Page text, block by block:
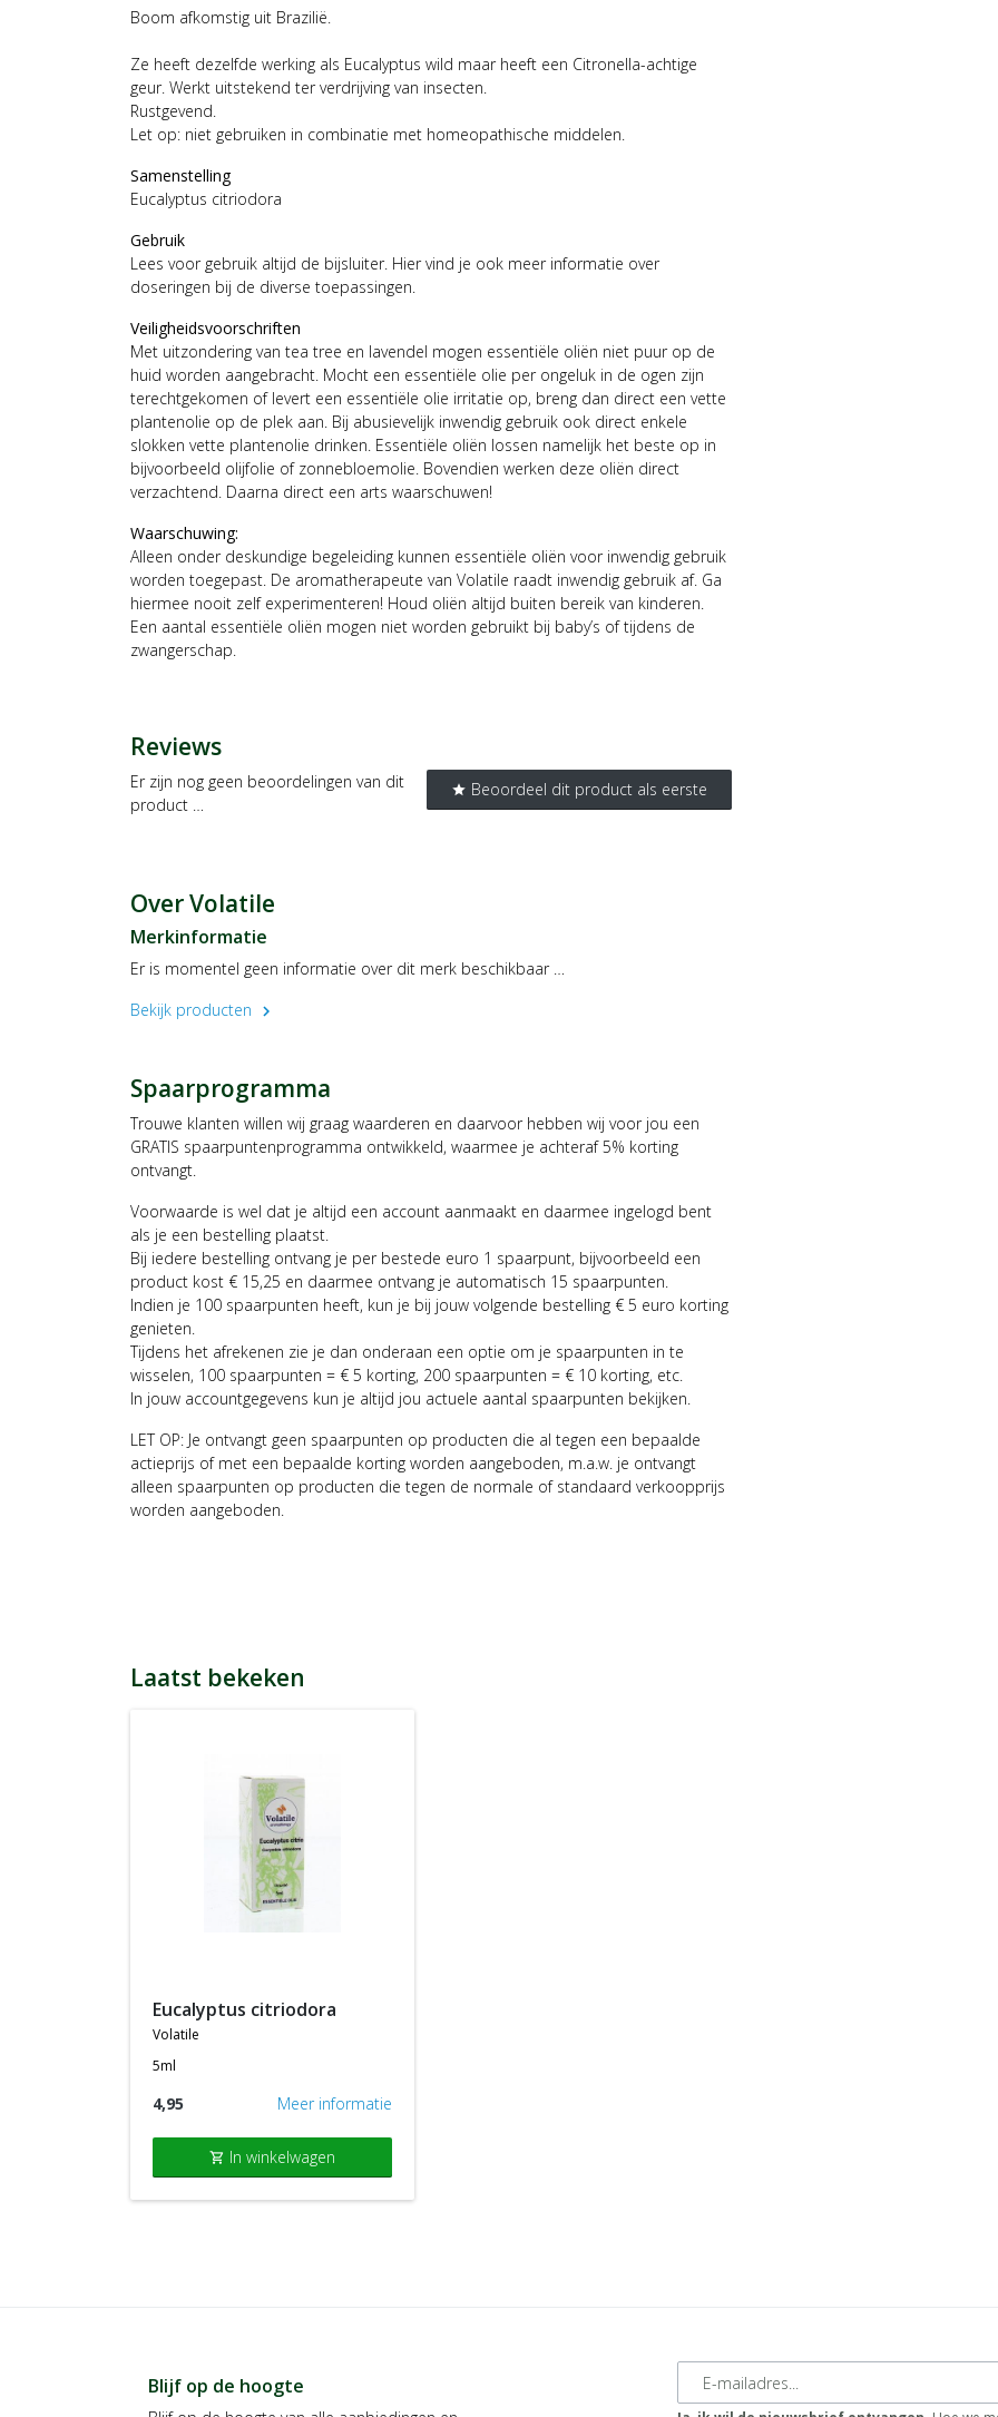
Boom afkomstig uit Brazilië.
Ze heeft dezelfde werking als Eucalyptus wild maar heeft een Citronella-achtige
geur. Werkt uitstekend ter verdrijving van insecten.
Rustgevend.
Let op: niet gebruiken in combinatie met homeopathische middelen.
Samenstelling
Eucalyptus citriodora
Gebruik
Lees voor gebruik altijd de bijsluiter. Hier vind je ook meer informatie over
doseringen bij de diverse toepassingen.
Veiligheidsvoorschriften
Met uitzondering van tea tree en lavendel mogen essentiële oliën niet puur op de
huid worden aangebracht. Mocht een essentiële olie per ongeluk in de ogen zijn
terechtgekomen of levert een essentiële olie irritatie op, breng dan direct een vette
plantenolie op de plek aan. Bij abusievelijk inwendig gebruik ook direct enkele
slokken vette plantenolie drinken. Essentiële oliën lossen namelijk het beste op in
bijvoorbeeld olijfolie of zonnebloemolie. Bovendien werken deze oliën direct
verzachtend. Daarna direct een arts waarschuwen!
Waarschuwing:
Alleen onder deskundige begeleiding kunnen essentiële oliën voor inwendig gebruik
worden toegepast. De aromatherapeute van Volatile raadt inwendig gebruik af. Ga
hiermee nooit zelf experimenteren! Houd oliën altijd buiten bereik van kinderen.
Een aantal essentiële oliën mogen niet worden gebruikt bij baby’s of tijdens de
zwangerschap.
Reviews
star Beoordeel dit product als eerste
Er zijn nog geen beoordelingen van dit
product …
Over Volatile
Merkinformatie
Er is momentel geen informatie over dit merk beschikbaar …
Bekijk producten
chevron_right
Spaarprogramma
Trouwe klanten willen wij graag waarderen en daarvoor hebben wij voor jou een
GRATIS spaarpuntenprogramma ontwikkeld, waarmee je achteraf 5% korting
ontvangt.
Voorwaarde is wel dat je altijd een account aanmaakt en daarmee ingelogd bent
als je een bestelling plaatst.
Bij iedere bestelling ontvang je per bestede euro 1 spaarpunt, bijvoorbeeld een
product kost € 15,25 en daarmee ontvang je automatisch 15 spaarpunten.
Indien je 100 spaarpunten heeft, kun je bij jouw volgende bestelling € 5 euro korting
genieten.
Tijdens het afrekenen zie je dan onderaan een optie om je spaarpunten in te
wisselen, 100 spaarpunten = € 5 korting, 200 spaarpunten = € 10 korting, etc.
In jouw accountgegevens kun je altijd jou actuele aantal spaarpunten bekijken.
LET OP: Je ontvangt geen spaarpunten op producten die al tegen een bepaalde
actieprijs of met een bepaalde korting worden aangeboden, m.a.w. je ontvangt
alleen spaarpunten op producten die tegen de normale of standaard verkoopprijs
worden aangeboden.
Laatst bekeken
eucalyptus citriodora
volatile
5ml
4,95 Meer informatie
shopping_cart In winkelwagen
Blijf op de hoogte
E-mailadres